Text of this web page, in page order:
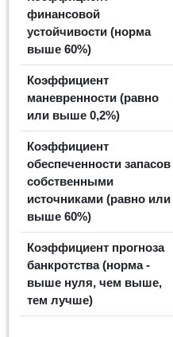
финансовой
устойчивости (норма
выше 60%)
Коэффициент
маневренности (равно
или выше 0,2%)
Коэффициент
обеспеченности запасов
собственными
источниками (равно или
выше 60%)
Коэффициент прогноза
банкротства (норма -
выше нуля, чем выше,
тем лучше)